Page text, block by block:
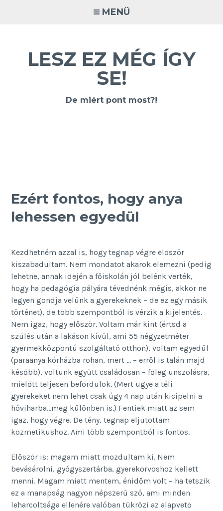
MENÜ
LESZ EZ MÉG ÍGY
SE!
De miért pont most?!
Ezért fontos, hogy anya
lehessen egyedül
Kezdhetném azzal is, hogy tegnap végre először
kiszabadultam. Nem mondatot akarok elemezni (pedig
lehetne, annak idején a főiskolán jól belénk verték,
hogy ha pedagógia pályára tévednénk mégis, akkor ne
legyen gondja velünk a gyerekeknek – de ez egy másik
történet), de több szempontból is vérzik a kijelentés.
Nem igaz, hogy először. Voltam már kint (értsd a
szülés után a lakáson kívül, ami 55 négyzetméter
gyermekközpontú szolgáltató otthon), voltam egyedül
(paraanya kórházba rohan, mert … – erről is talán majd
később), voltunk együtt családosan – főleg unszolásra,
mielőtt teljesen befordulok. (Mert ugye a téli
gyerekeket nem lehet csak úgy 4 nap után kicipelni a
hóviharba…meg különben is.) Fentiek miatt az sem
igaz, hogy végre. De tény, tegnap eljutottam
kozmetikushoz. Ami több szempontból is fontos.
Először is: magam miatt mozdultam ki. Nem
bevásárolni, gyógyszertárba, gyerekorvoshoz kellett
menni. Magam miatt mentem, énidőm volt – ha tetszik
ez a manapság nagyon népszerű szó, ami minden
leharcoltsága ellenére valóban tükrözi az alapvető